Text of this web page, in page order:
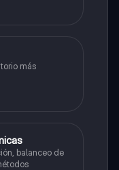
más
balanceo de